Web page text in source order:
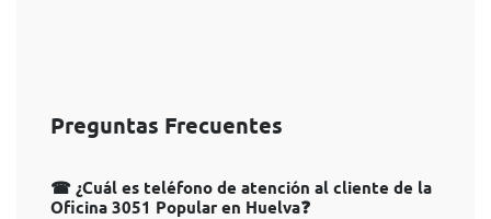
Preguntas Frecuentes
☎ ¿Cuál es teléfono de atención al cliente de la
Oficina 3051 Popular en Huelva❓